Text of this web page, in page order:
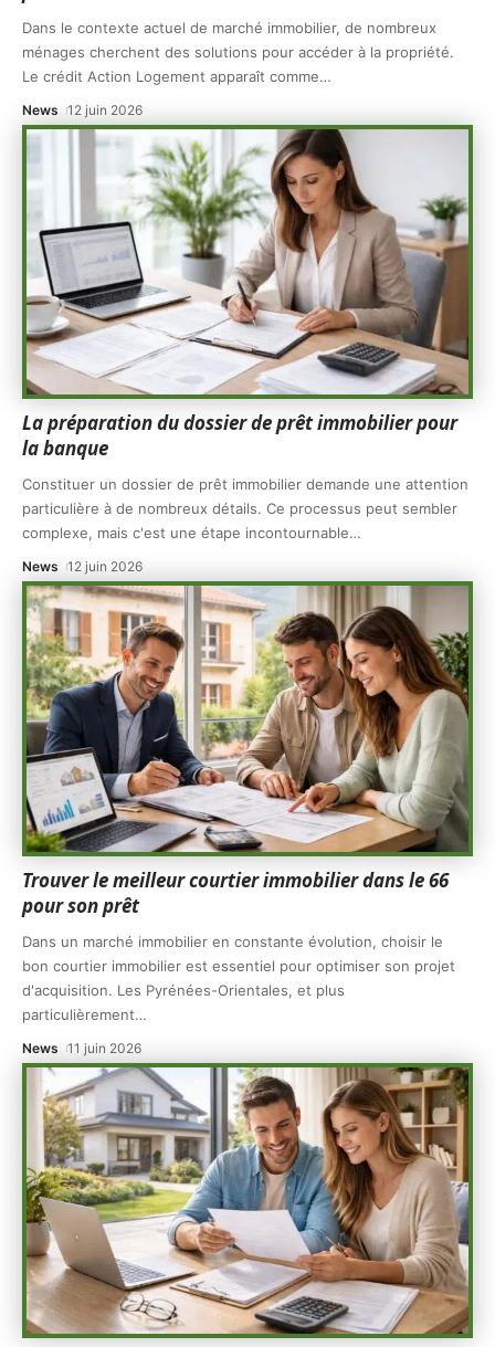
Dans le contexte actuel de marché immobilier, de nombreux
ménages cherchent des solutions pour accéder à la propriété.
Le crédit Action Logement apparaît comme…
News 12 juin 2026
La préparation du dossier de prêt immobilier pour
la banque
Constituer un dossier de prêt immobilier demande une attention
particulière à de nombreux détails. Ce processus peut sembler
complexe, mais c'est une étape incontournable…
News 12 juin 2026
Trouver le meilleur courtier immobilier dans le 66
pour son prêt
Dans un marché immobilier en constante évolution, choisir le
bon courtier immobilier est essentiel pour optimiser son projet
d'acquisition. Les Pyrénées-Orientales, et plus
particulièrement…
News 11 juin 2026